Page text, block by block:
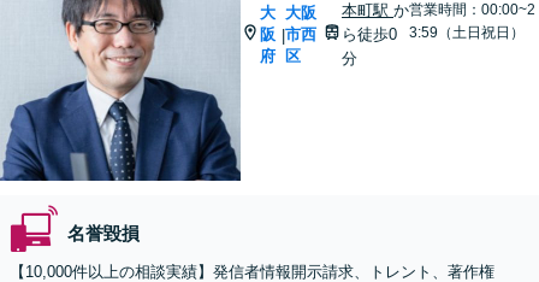
大
阪
府
|
大阪
市西
区
本町駅か
ら徒歩0
分
営業時間：00:00~2
3:59（土日祝日）
名誉毀損
【10,000件以上の相談実績】発信者情報開示請求、トレント、著作権